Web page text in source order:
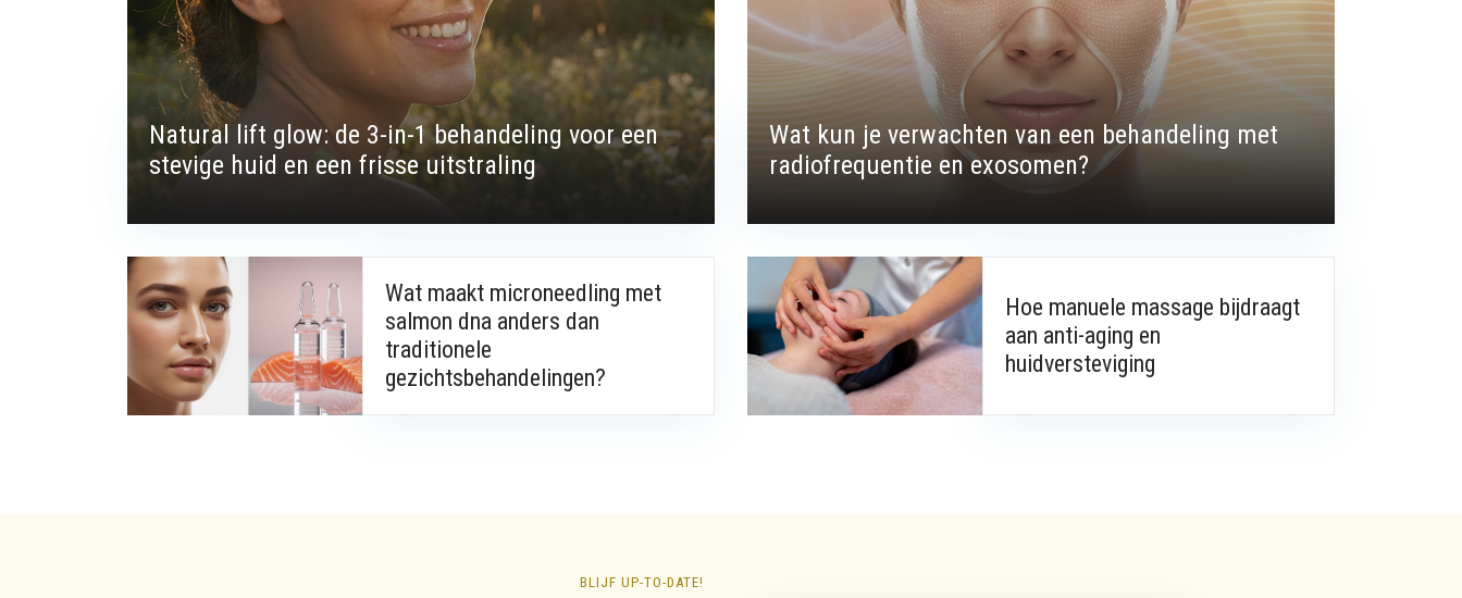
Natural lift glow: de 3-in-1 behandeling voor een
stevige huid en een frisse uitstraling
Wat kun je verwachten van een behandeling met
radiofrequentie en exosomen?
Wat maakt microneedling met
salmon dna anders dan
traditionele
gezichtsbehandelingen?
Hoe manuele massage bijdraagt
aan anti-aging en
huidversteviging
BLIJF UP-TO-DATE!